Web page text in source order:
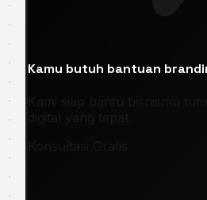
Kamu butuh bantuan